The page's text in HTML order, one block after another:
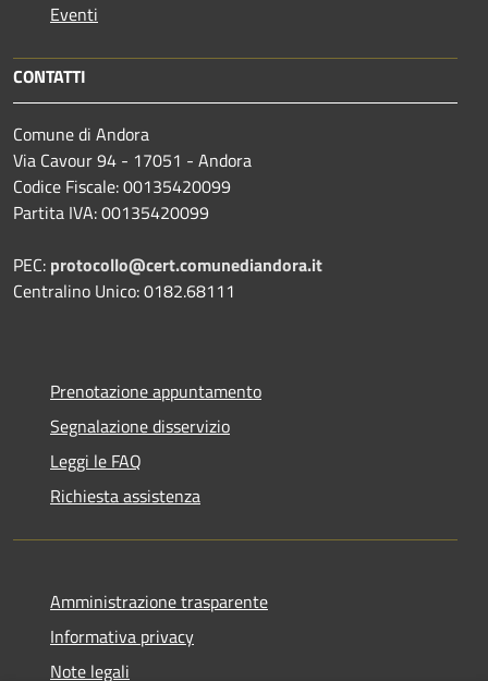
Eventi
CONTATTI
Comune di Andora
Via Cavour 94 - 17051 - Andora
Codice Fiscale: 00135420099
Partita IVA: 00135420099
PEC: protocollo@cert.comunediandora.it
Centralino Unico: 0182.68111
Prenotazione appuntamento
Segnalazione disservizio
Leggi le FAQ
Richiesta assistenza
Amministrazione trasparente
Informativa privacy
Note legali